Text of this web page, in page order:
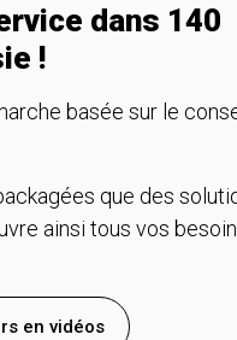
dans 140
!
basée sur le
que des
ainsi tous vos
en vidéos